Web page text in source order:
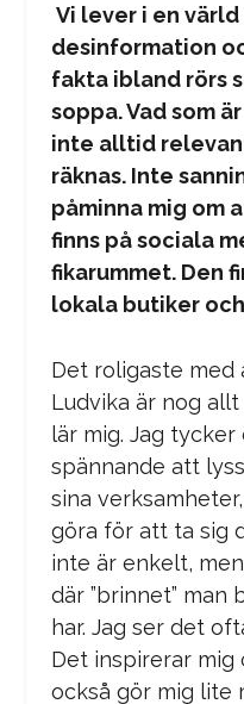
Vi lever i en
desinformation
fakta ibland rörs
soppa. Vad som
inte alltid
räknas. Inte
påminna mig om
finns på sociala
fikarummet. Den
lokala butiker
Det roligaste med
Ludvika är nog
lär mig. Jag
spännande att
sina
göra för att ta sig
inte är enkelt,
där ”brinnet”
har. Jag ser det
Det inspirerar mig
också gör mig lite